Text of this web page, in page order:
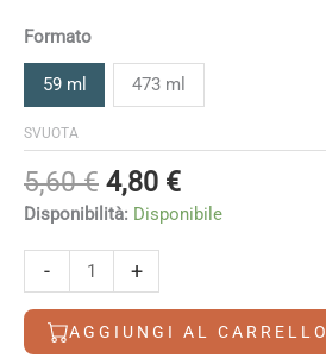
Formato
59 ml 473 ml
SVUOTA
5,60€ Il
prezzo
era:
5,60 €.
4,80 €Il
prezzo
Disponibilità: Disponibile
-
Green
quantità
+
AGGIUNGI AL CARRELLO